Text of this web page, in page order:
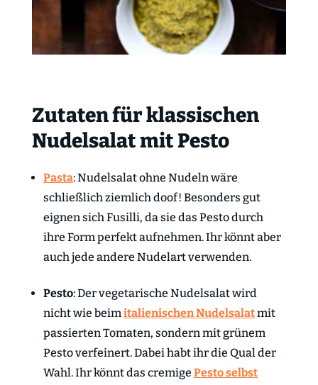
Zutaten für klassischen
Nudelsalat mit Pesto
Pasta: Nudelsalat ohne Nudeln wäre
schließlich ziemlich doof! Besonders gut
eignen sich Fusilli, da sie das Pesto durch
ihre Form perfekt aufnehmen. Ihr könnt aber
auch jede andere Nudelart verwenden.
Pesto: Der vegetarische Nudelsalat wird
nicht wie beimitalienischen Nudelsalatmit
passierten Tomaten, sondern mit grünem
Pesto verfeinert. Dabei habt ihr die Qual der
Wahl. Ihr könnt das cremige Pesto selbst